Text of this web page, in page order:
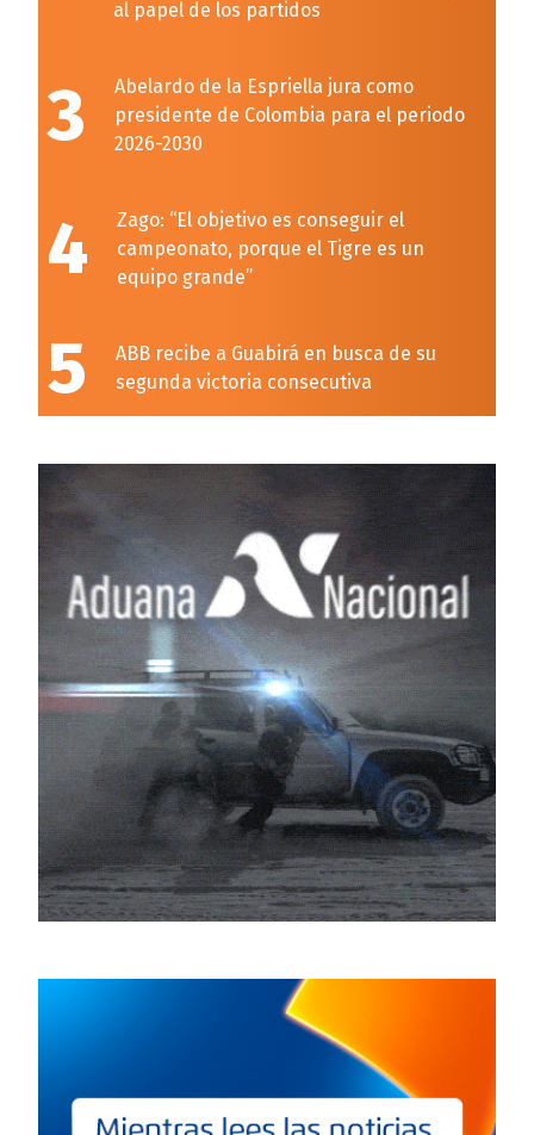
al papel de los partidos
3
Abelardo de la Espriella jura como
presidente de Colombia para el periodo
2026-2030
4
Zago: “El objetivo es conseguir el
campeonato, porque el Tigre es un
equipo grande”
5
ABB recibe a Guabirá en busca de su
segunda victoria consecutiva